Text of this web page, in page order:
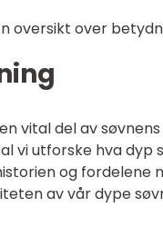
oversikt over
vital del av
vi utforske hva dyp
og fordelene
av vår dype